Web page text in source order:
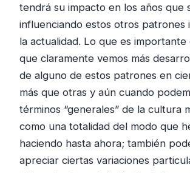
tendrá su impacto en los años que
influenciando estos otros patrones
la actualidad. Lo que es
que claramente vemos más
de alguno de estos patrones en
más que otras y aún cuando
términos “generales” de la cultura
como una totalidad del modo que
haciendo hasta ahora; también
apreciar ciertas variaciones